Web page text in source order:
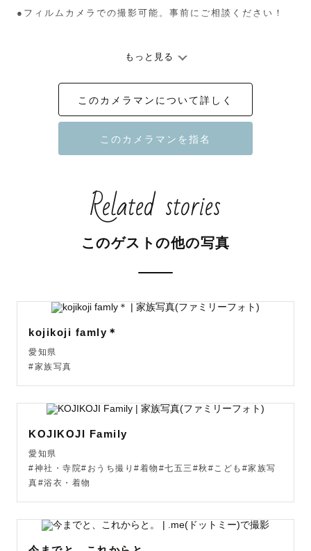
●フィルムカメラでの撮影可能。事前にご相談ください！
もっと見る
このカメラマンについて詳しく
Related stories
このゲストの他の写真
kojikoji famly＊
愛知県
#家族写真
KOJIKOJI Family
愛知県
#神社・寺院#おうち撮り#着物#七五三#秋#こども#家族写
真#浴衣・着物